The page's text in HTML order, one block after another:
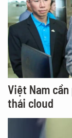
Việt Nam
thái cloud